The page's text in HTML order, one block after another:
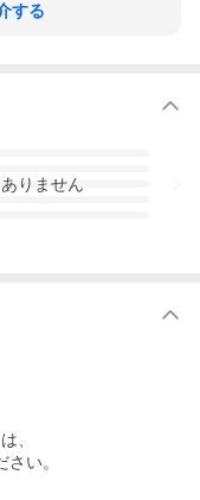
する
りません
、
い。